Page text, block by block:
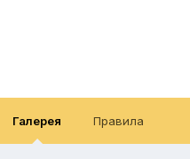
Галерея Правила